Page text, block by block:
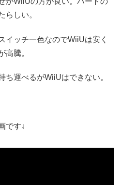
らしい。
チ一色なのでWiiUは安く
高騰。
運べるがWiiUはできない。
です↓